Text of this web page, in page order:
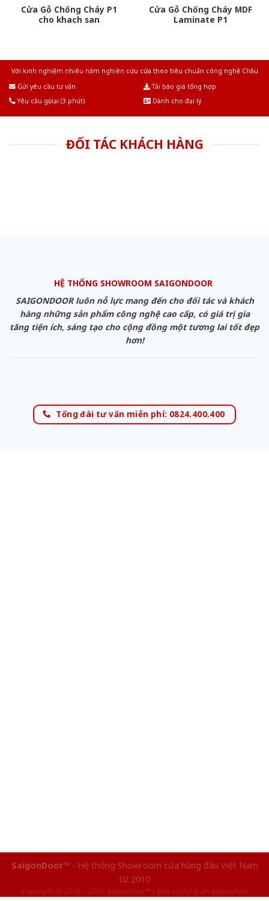
Cửa Gỗ Chống Cháy P1
cho khach san
Cửa Gỗ Chống Cháy MDF
Laminate P1
Với kinh nghiệm nhiêu năm nghiên cứu cửa theo tiêu chuẩn công nghệ Châu
Gửi yêu cầu tư vấn
Tải báo giá tổng hợp
Yêu cầu gọi lại (3 phút)
Dành cho đại lý
ĐỐI TÁC KHÁCH HÀNG
HỆ THỐNG SHOWROOM SAIGONDOOR
SAIGONDOOR luôn nỗ lực mang đến cho đối tác và khách
hàng những sản phẩm công nghệ cao cấp, có giá trị gia
tăng tiện ích, sáng tạo cho cộng đồng một tương lai tốt đẹp
hơn!
Tổng đài tư vấn miễn phí: 0824.400.400
SaigonDoor™ - Hệ thống Showroom cửa hàng đầu Việt Nam
từ 2010
Copyright ⓒ 2010 – 2026 SaigonDoor™ | Đơn vị chủ quản SaigonDoor